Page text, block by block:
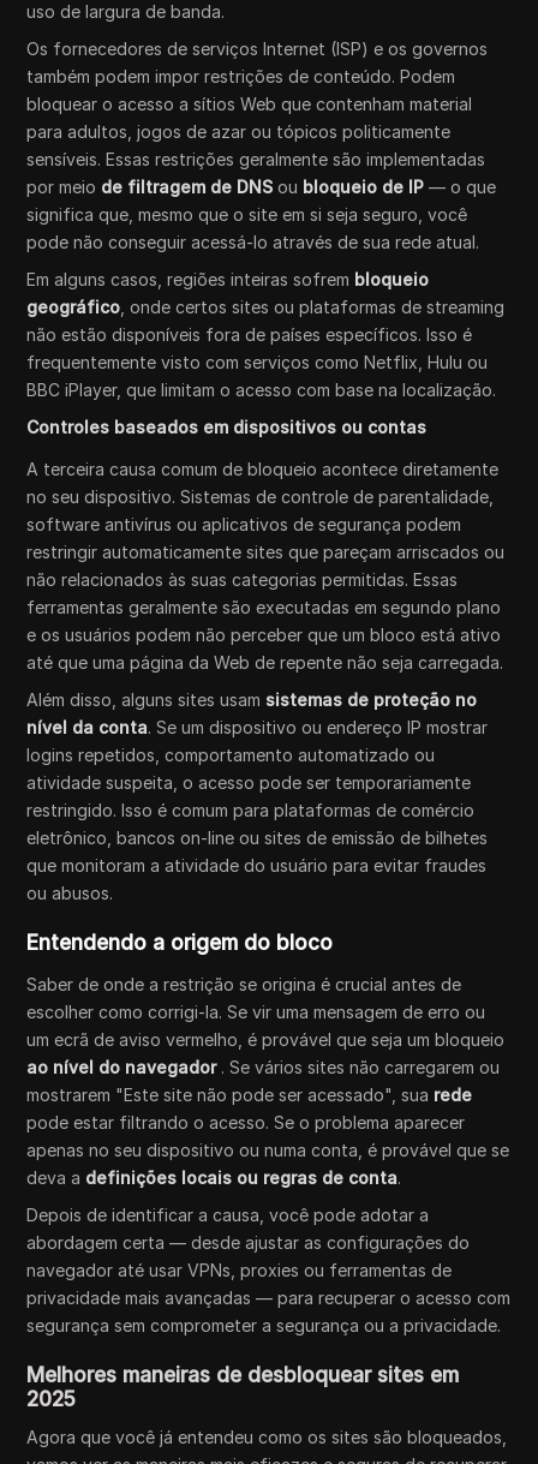
uso de largura de banda.
Os fornecedores de serviços Internet (ISP) e os governos
também podem impor restrições de conteúdo. Podem
bloquear o acesso a sítios Web que contenham material
para adultos, jogos de azar ou tópicos politicamente
sensíveis. Essas restrições geralmente são implementadas
por meio de filtragem de DNS ou bloqueio de IP — o que
significa que, mesmo que o site em si seja seguro, você
pode não conseguir acessá-lo através de sua rede atual.
Em alguns casos, regiões inteiras sofrem bloqueio
geográfico , onde certos sites ou plataformas de streaming
não estão disponíveis fora de países específicos. Isso é
frequentemente visto com serviços como Netflix, Hulu ou
BBC iPlayer, que limitam o acesso com base na localização.
Controles baseados em dispositivos ou contas
A terceira causa comum de bloqueio acontece diretamente
no seu dispositivo. Sistemas de controle de parentalidade,
software antivírus ou aplicativos de segurança podem
restringir automaticamente sites que pareçam arriscados ou
não relacionados às suas categorias permitidas. Essas
ferramentas geralmente são executadas em segundo plano
e os usuários podem não perceber que um bloco está ativo
até que uma página da Web de repente não seja carregada.
Além disso, alguns sites usam sistemas de proteção no
nível da conta. Se um dispositivo ou endereço IP mostrar
logins repetidos, comportamento automatizado ou
atividade suspeita, o acesso pode ser temporariamente
restringido. Isso é comum para plataformas de comércio
eletrônico, bancos on-line ou sites de emissão de bilhetes
que monitoram a atividade do usuário para evitar fraudes
ou abusos.
Entendendo a origem do bloco
Saber de onde a restrição se origina é crucial antes de
escolher como corrigi-la. Se vir uma mensagem de erro ou
um ecrã de aviso vermelho, é provável que seja um bloqueio
ao nível do navegador. Se vários sites não carregarem ou
mostrarem "Este site não pode ser acessado", sua rede
pode estar filtrando o acesso. Se o problema aparecer
apenas no seu dispositivo ou numa conta, é provável que se
deva a definições locais ou regras de conta.
Depois de identificar a causa, você pode adotar a
abordagem certa — desde ajustar as configurações do
navegador até usar VPNs, proxies ou ferramentas de
privacidade mais avançadas — para recuperar o acesso com
segurança sem comprometer a segurança ou a privacidade.
Melhores maneiras de desbloquear sites em
2025
Agora que você já entendeu como os sites são bloqueados,